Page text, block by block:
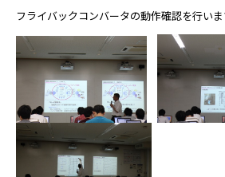
フライバックコンバータの動作確認を行いま